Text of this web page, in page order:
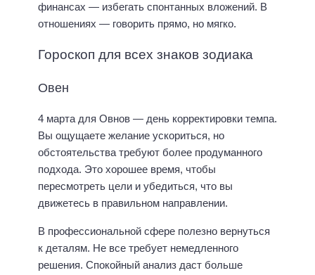
финансах — избегать спонтанных вложений. В
отношениях — говорить прямо, но мягко.
Гороскоп для всех знаков зодиака
Овен
4 марта для Овнов — день корректировки темпа.
Вы ощущаете желание ускориться, но
обстоятельства требуют более продуманного
подхода. Это хорошее время, чтобы
пересмотреть цели и убедиться, что вы
движетесь в правильном направлении.
В профессиональной сфере полезно вернуться
к деталям. Не все требует немедленного
решения. Спокойный анализ даст больше